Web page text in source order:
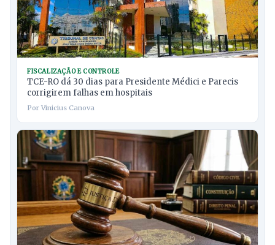
FISCALIZAÇÃO E CONTROLE
TCE-RO dá 30 dias para Presidente Médici e Parecis
corrigirem falhas em hospitais
Por Vinicius Canova